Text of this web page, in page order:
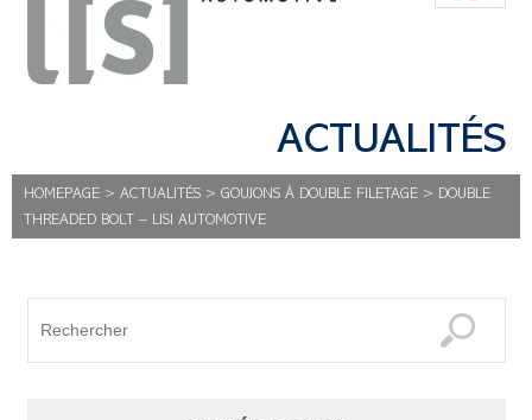
ACTUALITÉS
HOMEPAGE > ACTUALITÉS > GOUJONS À DOUBLE FILETAGE > DOUBLE
THREADED BOLT – LISI AUTOMOTIVE